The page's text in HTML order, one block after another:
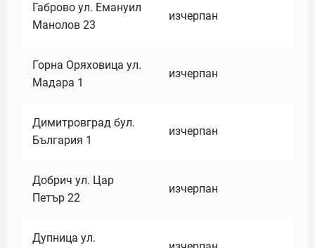
Габрово ул. Емануил
Манолов 23
изчерпан
Горна Оряховица ул.
Мадара 1
изчерпан
Димитровград бул.
България 1
изчерпан
Добрич ул. Цар
Петър 22
изчерпан
Дупница ул.